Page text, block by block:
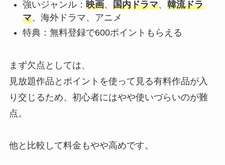
強いジャンル： 映画、 国内ドラマ、 韓流ドラ
マ、海外ドラマ、アニメ
特典：無料登録で600ポイントもらえる
まず欠点としては、
見放題作品とポイントを使って見る有料作品が入
り交じるため、初心者にはやや使いづらいのが難
点。
他と比較して料金もやや高めです。